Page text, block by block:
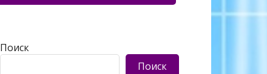
Поиск
Поиск